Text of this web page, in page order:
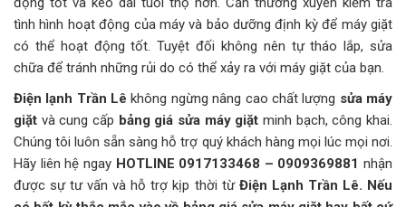
tình hình hoạt động của máy và bảo dưỡng định kỳ để máy giặt
có thể hoạt động tốt. Tuyệt đối không nên tự tháo lắp, sửa
chữa để tránh những rủi do có thể xảy ra với máy giặt của bạn.
Điện lạnh Trần Lê không ngừng nâng cao chất lượng sửa máy
giặt và cung cấp bảng giá sửa máy giặt minh bạch, công khai.
Chúng tôi luôn sẵn sàng hỗ trợ quý khách hàng mọi lúc mọi nơi.
Hãy liên hệ ngay HOTLINE 0917133468 – 0909369881 nhận
được sự tư vấn và hỗ trợ kịp thời từĐiện Lạnh Trần Lê. Nếu